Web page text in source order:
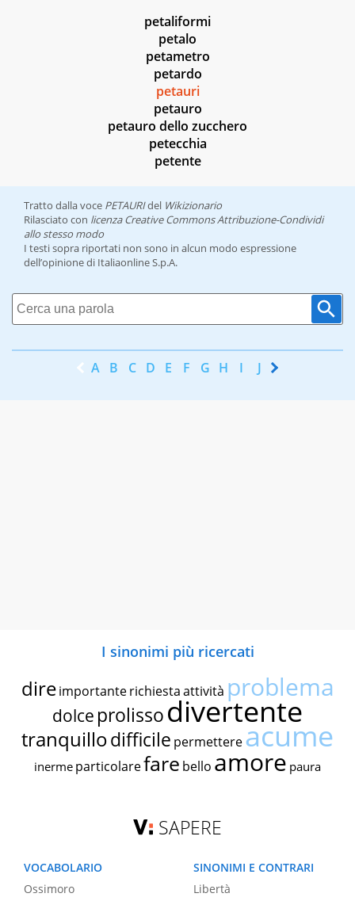
petaliformi
petalo
petametro
petardo
petauri
petauro
petauro dello zucchero
petecchia
petente
Tratto dalla voce PETAURIdel Wikizionario
Rilasciato con licenza Creative Commons Attribuzione-Condividi
allo stesso modo
I testi sopra riportati non sono in alcun modo espressione
dell’opinione di Italiaonline S.p.A.
A B C D E F G H I J K
I sinonimi più ricercati
dire importante richiestaattività problema
dolce prolissodivertente
tranquillodifficile permettereacume
inerme particolarefare bello amore paura
SAPERE
VOCABOLARIO
Ossimoro
SINONIMI E CONTRARI
Libertà